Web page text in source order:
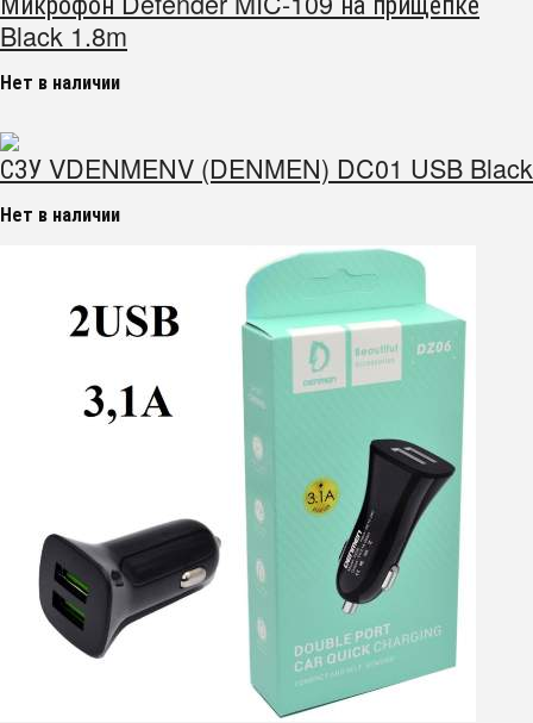
Black 1.8m
Нет в наличии
СЗУ VDENMENV (DENMEN) DC01 USB Black
Нет в наличии